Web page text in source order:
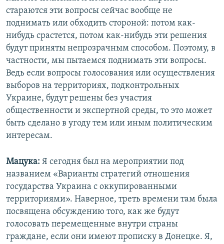
стараются эти вопросы сейчас вообще не
поднимать или обходить стороной: потом как-
нибудь срастется, потом как-нибудь эти решения
будут приняты непрозрачным способом. Поэтому, в
частности, мы пытаемся поднимать эти вопросы.
Ведь если вопросы голосования или осуществления
выборов на территориях, подконтрольных
Украине, будут решены без участия
общественности и экспертной среды, то это может
быть сделано в угоду тем или иным политическим
интересам.
Мацука: Я сегодня был на мероприятии под
названием «Варианты стратегий отношения
государства Украина с оккупированными
территориями». Наверное, треть времени там была
посвящена обсуждению того, как же будут
голосовать перемещенные внутри страны
граждане, если они имеют прописку в Донецке. Я,